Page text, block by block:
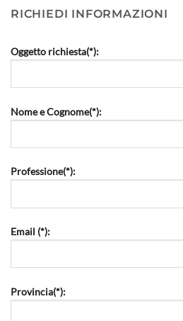
RICHIEDI INFORMAZIONI
Oggetto richiesta(*):
Nome e Cognome(*):
Professione(*):
Email (*):
Provincia(*):